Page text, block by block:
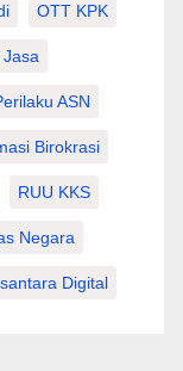
OTT KPK
ASN
Birokrasi
RUU KKS
Negara
Digital